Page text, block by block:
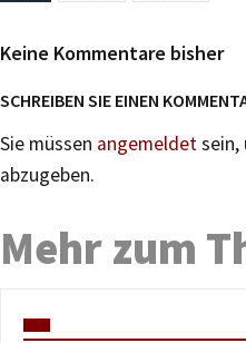
Keine Kommentare bisher
SCHREIBEN SIE EINEN
Sie müssen angemeldetsein,
abzugeben.
Mehr zum